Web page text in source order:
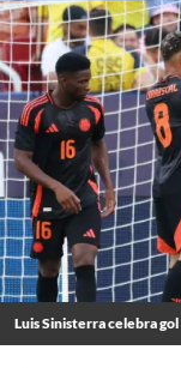
Luis Sinisterra celebra